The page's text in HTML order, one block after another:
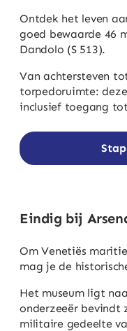
Ontdek het leven
goed bewaarde 46
Dandolo (S 513).
Van achtersteven
torpedoruimte:
inclusief toegang
Eindig bij
Om Venetiës
mag je de
Het museum ligt
onderzeeër bevindt
militaire gedeelte